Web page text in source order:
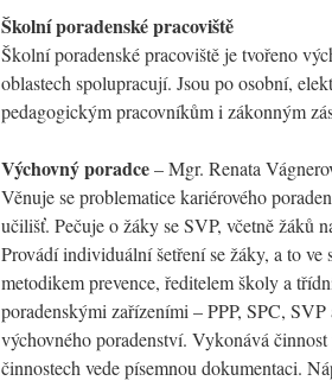
Školní poradenské pracoviště
Školní poradenské pracoviště je tvořeno
oblastech spolupracují. Jsou po osobní,
pedagogickým pracovníkům i zákonným
Výchovný poradce– Mgr. Renata
Věnuje se problematice kariérového
učilišť. Pečuje o žáky se SVP, včetně žáků
Provádí individuální šetření se žáky, a to
metodikem prevence, ředitelem školy a
poradenskými zařízeními – PPP, SPC,
výchovného poradenství. Vykonává
činnostech vede písemnou dokumentaci.